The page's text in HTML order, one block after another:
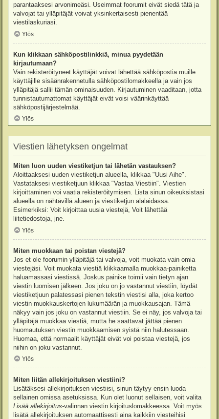
parantaaksesi arvonimeäsi. Useimmat foorumit eivät siedä tätä ja
valvojat tai ylläpitäjät voivat yksinkertaisesti pienentää
viestilaskuriasi.
Ylös
Kun klikkaan sähköpostilinkkiä, minua pyydetään
kirjautumaan?
Vain rekisteröityneet käyttäjät voivat lähettää sähköpostia muille
käyttäjille sisäänrakennetulla sähköpostilomakkeella ja vain jos
ylläpitäjä sallii tämän ominaisuuden. Kirjautuminen vaaditaan, jotta
tunnistautumattomat käyttäjät eivät voisi väärinkäyttää
sähköpostijärjestelmää.
Ylös
Viestien lähetyksen ongelmat
Miten luon uuden viestiketjun tai lähetän vastauksen?
Aloittaaksesi uuden viestiketjun alueella, klikkaa "Uusi Aihe".
Vastataksesi viestiketjuun klikkaa "Vastaa Viestiin". Viestien
kirjoittaminen voi vaatia rekisteröitymisen. Lista sinun oikeuksistasi
alueella on nähtävillä alueen ja viestiketjun alalaidassa.
Esimerkiksi: Voit kirjoittaa uusia viestejä, Voit lähettää
liitetiedostoja, jne.
Ylös
Miten muokkaan tai poistan viestejä?
Jos et ole foorumin ylläpitäjä tai valvoja, voit muokata vain omia
viestejäsi. Voit muokata viestiä klikkaamalla muokkaa-painiketta
haluamassasi viestissä. Joskus painike toimii vain tietyn ajan
viestin luomisen jälkeen. Jos joku on jo vastannut viestiin, löydät
viestiketjuun palatessasi pienen tekstin viestisi alla, joka kertoo
viestin muokkauskertojen lukumäärän ja muokkausajan. Tämä
näkyy vain jos joku on vastannut viestiin. Se ei näy, jos valvoja tai
ylläpitäjä muokkaa viestiä, mutta he saattavat jättää pienen
huomautuksen viestin muokkaamisen syistä niin halutessaan.
Huomaa, että normaalit käyttäjät eivät voi poistaa viestejä, jos
niihin on joku vastannut.
Ylös
Miten liitän allekirjoituksen viestiini?
Lisätäksesi allekirjoituksen viestiisi, sinun täytyy ensin luoda
sellainen omissa asetuksissa. Kun olet luonut sellaisen, voit valita
Lisää allekirjoitus-valinnan viestin kirjoituslomakkeessa. Voit myös
lisätä allekirjoituksen automaattisesti aina kaikkiin viesteihisi